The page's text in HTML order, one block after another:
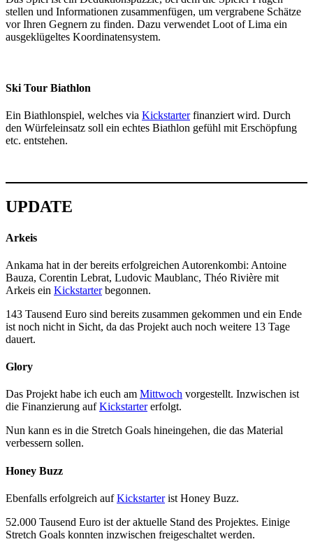
stellen und Informationen zusammenfügen, um vergrabene Schätze
vor Ihren Gegnern zu finden. Dazu verwendet Loot of Lima ein
ausgeklügeltes Koordinatensystem.
Ski Tour Biathlon
Ein Biathlonspiel, welches via Kickstarterfinanziert wird. Durch
den Würfeleinsatz soll ein echtes Biathlon gefühl mit Erschöpfung
etc. entstehen.
UPDATE
Arkeis
Ankama hat in der bereits erfolgreichen Autorenkombi: Antoine
Bauza, Corentin Lebrat, Ludovic Maublanc, Théo Rivière mit
Arkeis ein Kickstarterbegonnen.
143 Tausend Euro sind bereits zusammen gekommen und ein Ende
ist noch nicht in Sicht, da das Projekt auch noch weitere 13 Tage
dauert.
Glory
Das Projekt habe ich euch am Mittwoch vorgestellt. Inzwischen ist
die Finanzierung aufKickstartererfolgt.
Nun kann es in die Stretch Goals hineingehen, die das Material
verbessern sollen.
Honey Buzz
Ebenfalls erfolgreich aufKickstarterist Honey Buzz.
52.000 Tausend Euro ist der aktuelle Stand des Projektes. Einige
Stretch Goals konnten inzwischen freigeschaltet werden.